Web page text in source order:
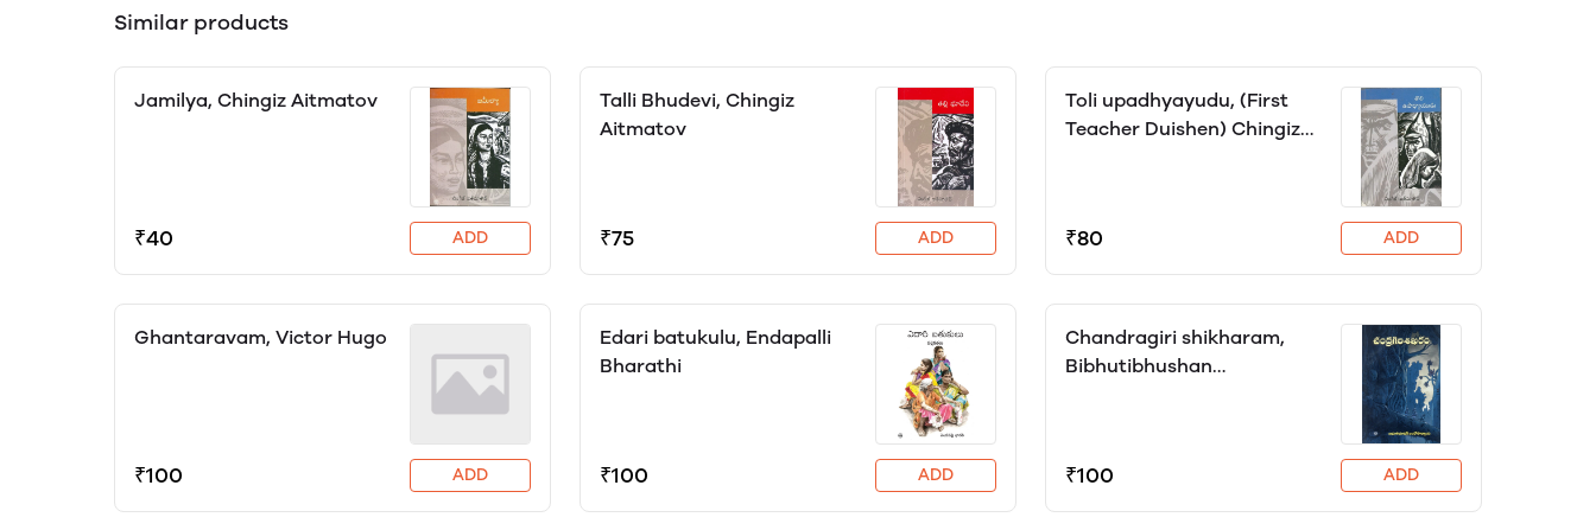
Similar products
Jamilya, Chingiz Aitmatov
₹40 ADD
Talli Bhudevi, Chingiz
Aitmatov
₹75 ADD
Toli upadhyayudu, (First
Teacher Duishen) Chingiz
₹80 ADD
Ghantaravam, Victor Hugo
₹100 ADD
Edari batukulu, Endapalli
Bharathi
₹100 ADD
Chandragiri shikharam,
Bibhutibhushan
₹100 ADD